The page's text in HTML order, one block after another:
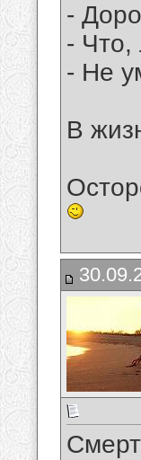
-
-
- Не
В